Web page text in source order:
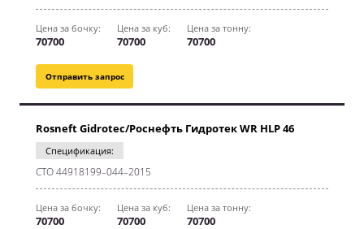
Отправить запрос
Цена за бочку:
70700
Цена за куб:
70700
Цена за тонну:
70700
Rosneft Gidrotec/Роснефть Гидротек WR HLP 46
Спецификация:
CТО 44918199–044–2015
Цена за бочку:
70700
Цена за куб:
70700
Цена за тонну:
70700